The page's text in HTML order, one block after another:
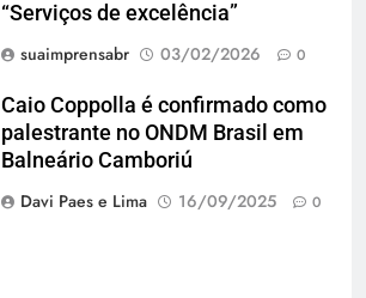
“Serviços de excelência”
suaimprensabr
03/02/2026 0
Caio Coppolla é confirmado como
palestrante no ONDM Brasil em
Balneário Camboriú
Davi Paes e Lima
16/09/2025 0